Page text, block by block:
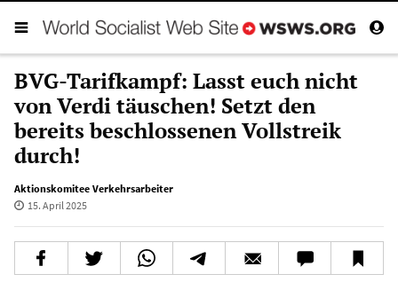
BVG-Tarifkampf: Lasst euch nicht
von Verdi täuschen! Setzt den
bereits beschlossenen Vollstreik
durch!
Aktionskomitee Verkehrsarbeiter
15. April 2025